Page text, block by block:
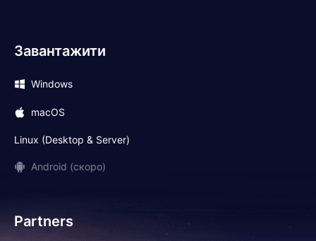
Завантажити
Windows
macOS
Linux (Desktop & Server)
Android (скоро)
Partners